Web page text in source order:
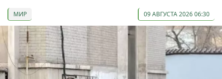
МИР 09 АВГУСТА 2026 06:30